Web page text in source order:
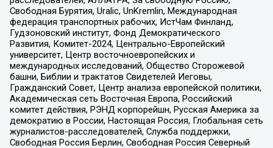
Свободная Бурятия, Uralic, UnKremlin, Международная
федерация транспортных рабочих, ИстЧам Финланд,
Гудзоновский институт, Фонд Демократического
Развития, Комитет-2024, Центрально-Европейский
университет, Центр восточноевропейских и
международных исследований, Общество Сторожевой
башни, Библии и трактатов Свидетелей Иеговы,
Гражданский Совет, Центр анализа европейской политики,
Академическая сеть Восточная Европа, Российский
комитет действия, РЭНД корпорейшн, Русская Америка за
демократию в России, Настоящая Россия, Глобальная сеть
журналистов-расследователей, Служба поддержки,
Свободная Россия Берлин, Свободная Россия Северный